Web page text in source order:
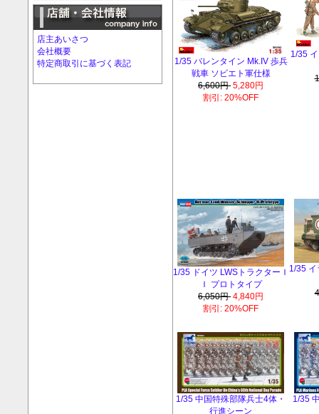
店主あいさつ
会社概要
特定商取引に基づく表記
1/35 バレンタイン Mk.IV 歩兵
戦車 ソビエト軍仕様
6,600円 5,280円
割引: 20%OFF
1/35
1/35 ドイツ LWSトラクターＩ
Ｉ プロトタイプ
6,050円 4,840円
割引: 20%OFF
1/35
1/35 中国特殊部隊兵士4体・
行進シーン
1/35